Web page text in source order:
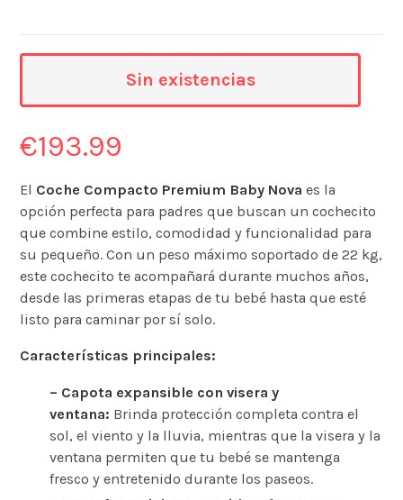
€193.99
El Coche Compacto Premium Baby Nova es la
opción perfecta para padres que buscan un cochecito
que combine estilo, comodidad y funcionalidad para
su pequeño. Con un peso máximo soportado de 22 kg,
este cochecito te acompañará durante muchos años,
desde las primeras etapas de tu bebé hasta que esté
listo para caminar por sí solo.
Características principales:
– Capota expansible con visera y
ventana: Brinda protección completa contra el
sol, el viento y la lluvia, mientras que la visera y la
ventana permiten que tu bebé se mantenga
fresco y entretenido durante los paseos.
Sin existencias